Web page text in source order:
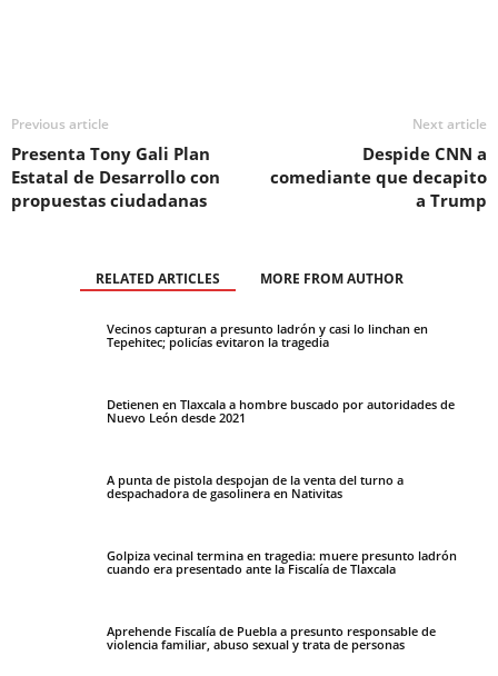
Previous article
Presenta Tony Gali Plan
Estatal de Desarrollo con
propuestas ciudadanas
Next article
Despide CNN a
comediante que decapito
a Trump
RELATED ARTICLES MORE FROM AUTHOR
Vecinos capturan a presunto ladrón y casi lo linchan en
Tepehitec; policías evitaron la tragedia
Detienen en Tlaxcala a hombre buscado por autoridades de
Nuevo León desde 2021
A punta de pistola despojan de la venta del turno a
despachadora de gasolinera en Nativitas
Golpiza vecinal termina en tragedia: muere presunto ladrón
cuando era presentado ante la Fiscalía de Tlaxcala
Aprehende Fiscalía de Puebla a presunto responsable de
violencia familiar, abuso sexual y trata de personas